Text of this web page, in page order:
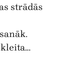
strādās
kleita…